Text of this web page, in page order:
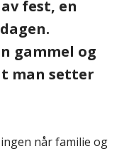
fest, en
gammel og
man setter
når familie og